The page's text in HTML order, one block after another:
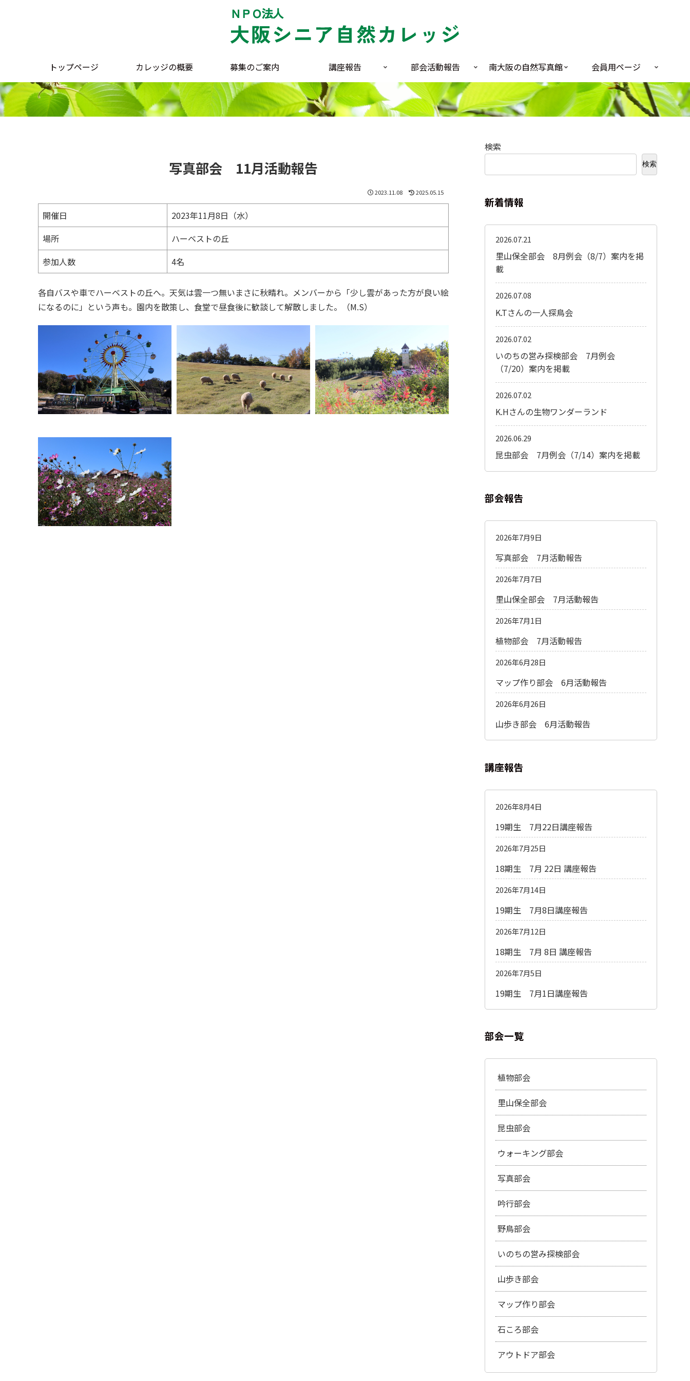
トップページ カレッジの概要 募集のご案内 講座報告 部会活動報告 南大阪の自然写真館 会員用ページ
写真部会 11月活動報告
2023.11.08 2025.05.15
開催日
2023年11月8日（水）
場所
ハーベストの丘
参加人数
4名
各自バスや車でハーベストの丘へ。天気は雲一つ無いまさに秋晴れ。メンバーから「少し雲があった方が良い絵
になるのに」という声も。園内を散策し、食堂で昼食後に歓談して解散しました。（M.S）
検索
検索
新着情報
里山保全部会 8月例会（8/7）案内を掲
載
2026.07.21
K.Tさんの一人探鳥会
2026.07.08
いのちの営み探検部会 7月例会
（7/20）案内を掲載
2026.07.02
K.Hさんの生物ワンダーランド
2026.07.02
昆虫部会 7月例会（7/14）案内を掲載
2026.06.29
部会報告
2026年7月9日
写真部会 7月活動報告
2026年7月7日
里山保全部会 7月活動報告
2026年7月1日
植物部会 7月活動報告
2026年6月28日
マップ作り部会 6月活動報告
2026年6月26日
山歩き部会 6月活動報告
講座報告
2026年8月4日
19期生 7月22日講座報告
2026年7月25日
18期生 7月 22日 講座報告
2026年7月14日
19期生 7月8日講座報告
2026年7月12日
18期生 7月 8日 講座報告
2026年7月5日
19期生 7月1日講座報告
部会一覧
植物部会
里山保全部会
昆虫部会
ウォーキング部会
写真部会
吟行部会
野鳥部会
いのちの営み探検部会
山歩き部会
マップ作り部会
石ころ部会
アウトドア部会